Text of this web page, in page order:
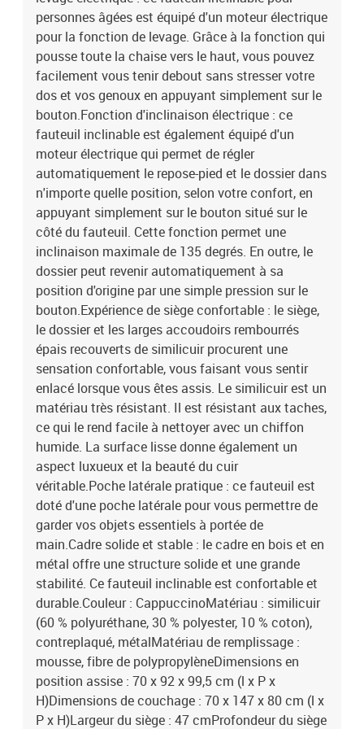
repose-piedEntrée : c.c. 24 V, 1,5 ASortie : 100-240 V~, 50-60
HzCapacité de charge maximale : 110 kgAssemblage requis : oui
personnes âgées est équipé d'un moteur électrique
pour la fonction de levage. Grâce à la fonction qui
pousse toute la chaise vers le haut, vous pouvez
facilement vous tenir debout sans stresser votre
dos et vos genoux en appuyant simplement sur le
bouton.Fonction d'inclinaison électrique : ce
fauteuil inclinable est également équipé d'un
moteur électrique qui permet de régler
automatiquement le repose-pied et le dossier dans
n'importe quelle position, selon votre confort, en
appuyant simplement sur le bouton situé sur le
côté du fauteuil. Cette fonction permet une
inclinaison maximale de 135 degrés. En outre, le
dossier peut revenir automatiquement à sa
position d'origine par une simple pression sur le
bouton.Expérience de siège confortable : le siège,
le dossier et les larges accoudoirs rembourrés
épais recouverts de similicuir procurent une
sensation confortable, vous faisant vous sentir
enlacé lorsque vous êtes assis. Le similicuir est un
matériau très résistant. Il est résistant aux taches,
ce qui le rend facile à nettoyer avec un chiffon
humide. La surface lisse donne également un
aspect luxueux et la beauté du cuir
véritable.Poche latérale pratique : ce fauteuil est
doté d'une poche latérale pour vous permettre de
garder vos objets essentiels à portée de
main.Cadre solide et stable : le cadre en bois et en
métal offre une structure solide et une grande
stabilité. Ce fauteuil inclinable est confortable et
durable.Couleur : CappuccinoMatériau : similicuir
(60 % polyuréthane, 30 % polyester, 10 % coton),
contreplaqué, métalMatériau de remplissage :
mousse, fibre de polypropylèneDimensions en
position assise : 70 x 92 x 99,5 cm (l x P x
H)Dimensions de couchage : 70 x 147 x 80 cm (l x
P x H)Largeur du siège : 47 cmProfondeur du siège